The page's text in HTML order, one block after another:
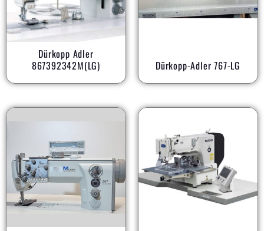
Dürkopp Adler
867392342M(LG)
Dürkopp-Adler 767-LG